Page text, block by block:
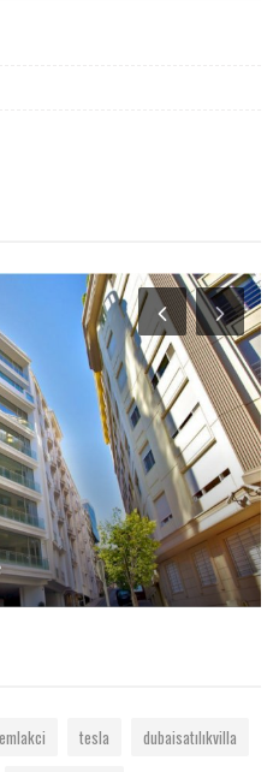
tesla
dubaisatılıkvilla